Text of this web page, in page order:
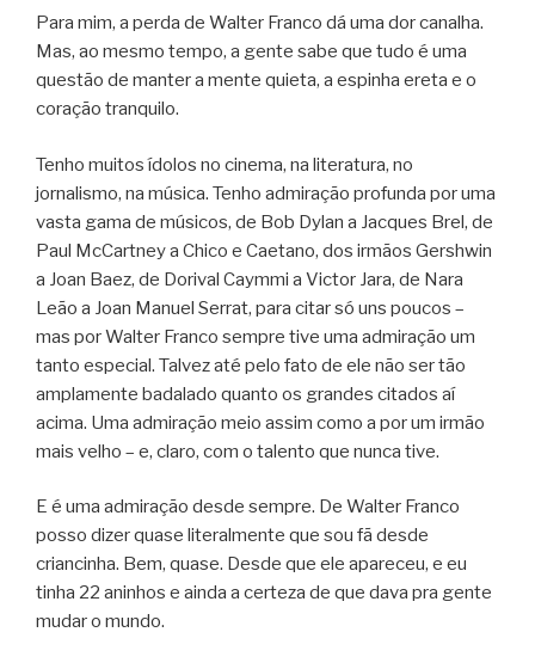
Para mim, a perda de Walter Franco dá uma dor canalha.
Mas, ao mesmo tempo, a gente sabe que tudo é uma
questão de manter a mente quieta, a espinha ereta e o
coração tranquilo.
Tenho muitos ídolos no cinema, na literatura, no
jornalismo, na música. Tenho admiração profunda por uma
vasta gama de músicos, de Bob Dylan a Jacques Brel, de
Paul McCartney a Chico e Caetano, dos irmãos Gershwin
a Joan Baez, de Dorival Caymmi a Victor Jara, de Nara
Leão a Joan Manuel Serrat, para citar só uns poucos –
mas por Walter Franco sempre tive uma admiração um
tanto especial. Talvez até pelo fato de ele não ser tão
amplamente badalado quanto os grandes citados aí
acima. Uma admiração meio assim como a por um irmão
mais velho – e, claro, com o talento que nunca tive.
E é uma admiração desde sempre. De Walter Franco
posso dizer quase literalmente que sou fã desde
criancinha. Bem, quase. Desde que ele apareceu, e eu
tinha 22 aninhos e ainda a certeza de que dava pra gente
mudar o mundo.